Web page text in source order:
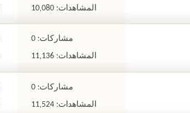
المشاهدات: 10,080
مشاركات: 0
المشاهدات: 11,136
مشاركات: 0
المشاهدات: 11,524